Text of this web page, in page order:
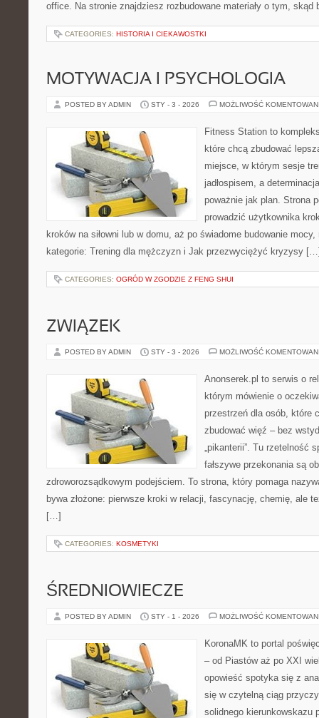
office. Na stronie znajdziesz rozbudowane materiały o tym,
CATEGORIES: HISTORIA I CIEKAWOSTKI
MOTYWACJA I PSYCHOLOGIA
POSTED BY ADMIN STY - 3 - 2026 MOŻLIWOŚĆ
Fitness Station to
które chcą zbudować
miejsce, w którym sesje
jadłospisem, a
poważnie jak plan. Strona
prowadzić użytkownika
kroków na siłowni lub w domu, aż po świadome budowanie
kategorie: Trening dla mężczyzn i Jak przezwyciężyć kryzysy
CATEGORIES: OGRÓD W ZGODZIE Z FENG SHUI
ZWIĄZEK
POSTED BY ADMIN STY - 3 - 2026 MOŻLIWOŚĆ
Anonserek.pl to serwis o
którym mówienie o
przestrzeń dla osób, które
zbudować więź – bez
„pikanterii”. Tu rzetelność
fałszywe przekonania są
zdroworozsądkowym podejściem. To strona, który pomaga
bywa złożone: pierwsze kroki w relacji, fascynację, chemię, ale
[…]
CATEGORIES: KOSMETYKI
ŚREDNIOWIECZE
POSTED BY ADMIN STY - 1 - 2026 MOŻLIWOŚĆ
KoronaMK to portal
– od Piastów aż po XXI
opowieść spotyka się z
się w czytelną ciąg
solidnego kierunkowskazu